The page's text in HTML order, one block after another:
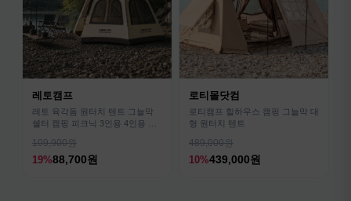
레토캠프
레토 육각돔 원터치 텐트 그늘막
쉘터 캠핑 피크닉 3인용 4인용 패
109,900원
19%88,700원
로티몰닷컴
로티캠프 힐하우스 캠핑 그늘막 대
형 원터치 텐트
489,000원
10%439,000원